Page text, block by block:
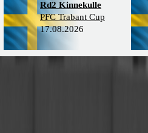
Rd2 Kinnekulle
PFC Trabant Cup
17.08.2026